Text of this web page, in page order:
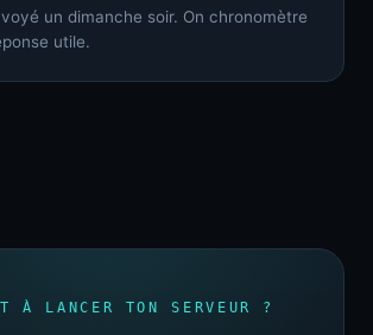
un dimanche soir. On chronomètre
utile.
À LANCER TON SERVEUR ?